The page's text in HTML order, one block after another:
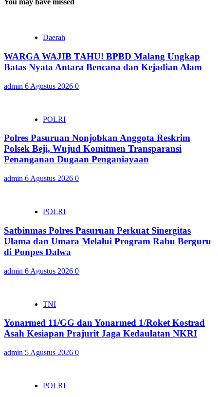
You may have missed
Daerah
WARGA WAJIB TAHU! BPBD Malang Ungkap
Batas Nyata Antara Bencana dan Kejadian Alam
admin 6 Agustus 2026 0
POLRI
Polres Pasuruan Nonjobkan Anggota Reskrim
Polsek Beji, Wujud Komitmen Transparansi
Penanganan Dugaan Penganiayaan
admin 6 Agustus 2026 0
POLRI
Satbinmas Polres Pasuruan Perkuat Sinergitas
Ulama dan Umara Melalui Program Rabu Berguru
di Ponpes Dalwa
admin 6 Agustus 2026 0
TNI
Yonarmed 11/GG dan Yonarmed 1/Roket Kostrad
Asah Kesiapan Prajurit Jaga Kedaulatan NKRI
admin 5 Agustus 2026 0
POLRI